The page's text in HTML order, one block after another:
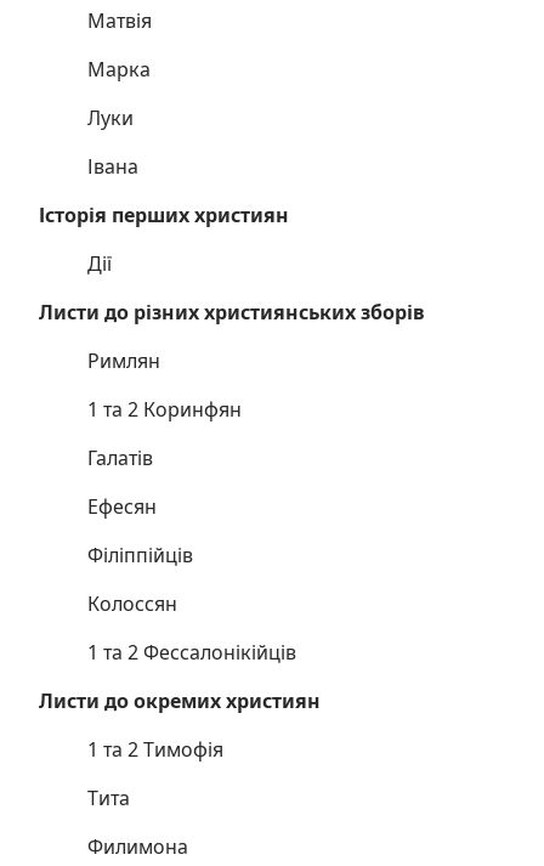
Матвія
Марка
Луки
Івана
Історія перших християн
Дії
Листи до різних християнських зборів
Римлян
1 та 2 Коринфян
Галатів
Ефесян
Філіппійців
Колоссян
1 та 2 Фессалонікійців
Листи до окремих християн
1 та 2 Тимофія
Тита
Филимона